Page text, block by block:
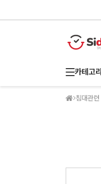
카테고리
침대관련